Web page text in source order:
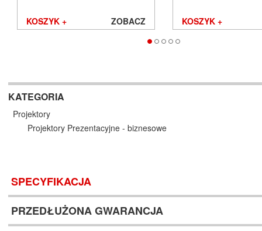
KOSZYK + ZOBACZ KOSZYK +
KATEGORIA
Projektory
Projektory Prezentacyjne - biznesowe
SPECYFIKACJA
PRZEDŁUŻONA GWARANCJA